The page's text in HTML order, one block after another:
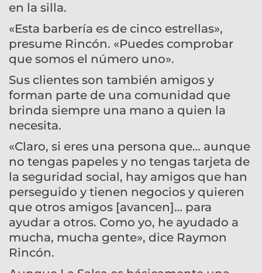
en la silla.
«Esta barbería es de cinco estrellas»,
presume Rincón. «Puedes comprobar
que somos el número uno».
Sus clientes son también amigos y
forman parte de una comunidad que
brinda siempre una mano a quien la
necesita.
«Claro, si eres una persona que… aunque
no tengas papeles y no tengas tarjeta de
la seguridad social, hay amigos que han
perseguido y tienen negocios y quieren
que otros amigos [avancen]… para
ayudar a otros. Como yo, he ayudado a
mucha, mucha gente», dice Raymon
Rincón.